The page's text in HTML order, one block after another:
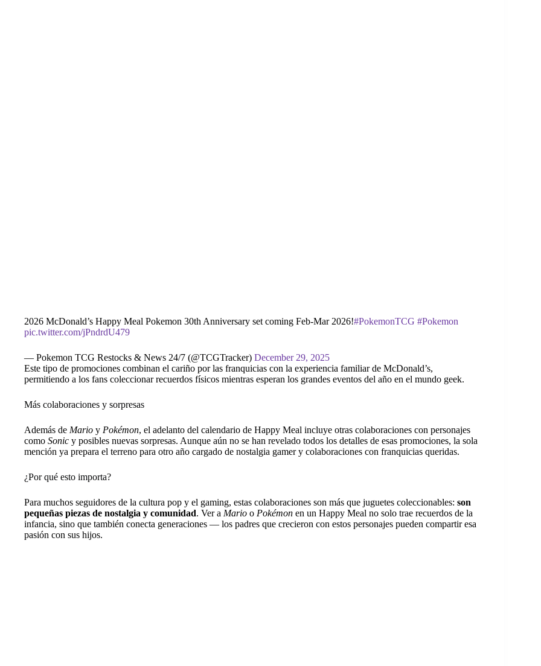
2026 McDonald’s Happy Meal Pokemon 30th Anniversary set coming Feb-Mar 2026!#PokemonTCG #Pokemon
pic.twitter.com/jPndrdU479
— Pokemon TCG Restocks & News 24/7 (@TCGTracker) December 29, 2025
Este tipo de promociones combinan el cariño por las franquicias con la experiencia familiar de McDonald’s,
permitiendo a los fans coleccionar recuerdos físicos mientras esperan los grandes eventos del año en el mundo geek.
Más colaboraciones y sorpresas
Además de Mario y Pokémon, el adelanto del calendario de Happy Meal incluye otras colaboraciones con personajes
como Sonic y posibles nuevas sorpresas. Aunque aún no se han revelado todos los detalles de esas promociones, la sola
mención ya prepara el terreno para otro año cargado de nostalgia gamer y colaboraciones con franquicias queridas.
¿Por qué esto importa?
Para muchos seguidores de la cultura pop y el gaming, estas colaboraciones son más que juguetes coleccionables: son
pequeñas piezas de nostalgia y comunidad. Ver a Mario o Pokémon en un Happy Meal no solo trae recuerdos de la
infancia, sino que también conecta generaciones — los padres que crecieron con estos personajes pueden compartir esa
pasión con sus hijos.